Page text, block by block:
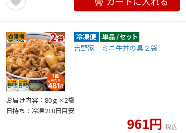
吉野家 ミニ牛丼の具２袋
お届け内容：80ｇ×2袋
日持ち：冷凍210日目安
961円 税込